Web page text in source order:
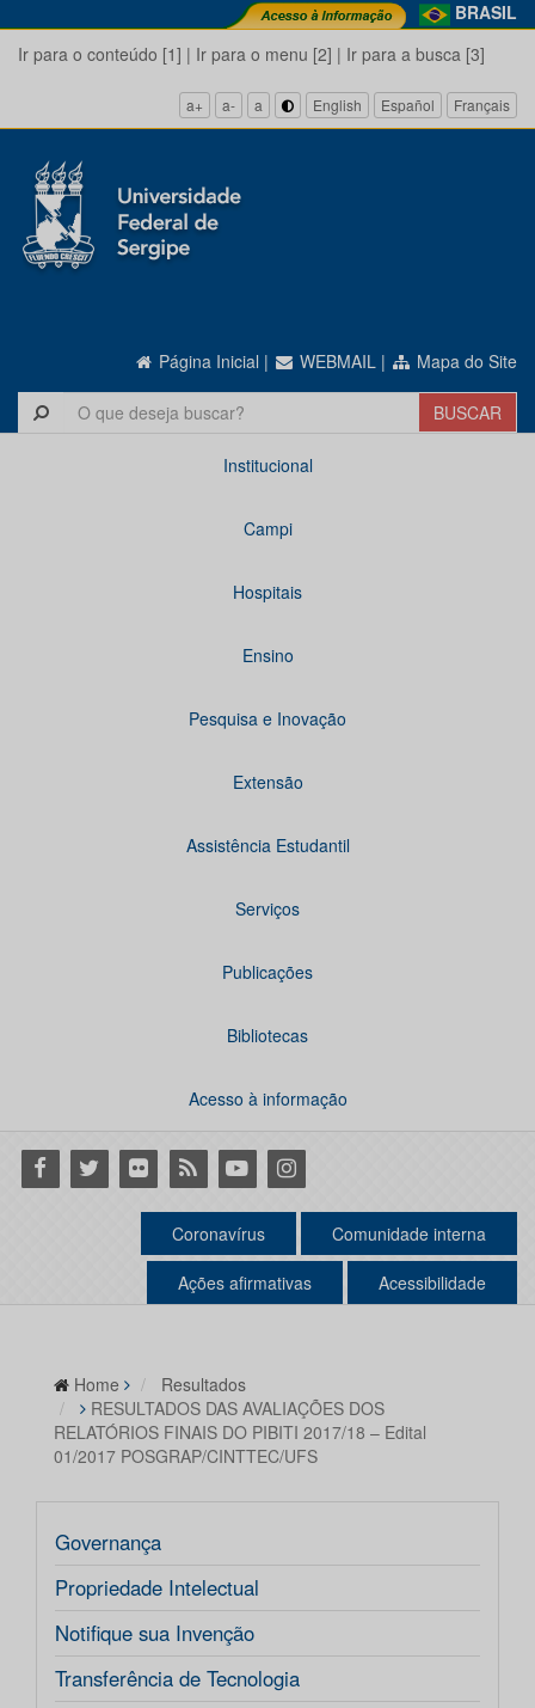
BRASIL
Ir para o conteúdo [1] | Ir para o menu [2] | Ir para a busca [3]
a+ a- a English Español Français
Página Inicial | WEBMAIL | Mapa do Site
Institucional
Campi
Hospitais
Ensino
Pesquisa e Inovação
Extensão
Assistência Estudantil
Serviços
Publicações
Bibliotecas
Acesso à informação
Facebook
Twitter Flickr RSS YoutubeInstagram
Coronavírus Comunidade interna
Ações afirmativas Acessibilidade
Home
Resultados
RESULTADOS DAS AVALIAÇÕES DOS
RELATÓRIOS FINAIS DO PIBITI 2017/18 – Edital
01/2017 POSGRAP/CINTTEC/UFS
Governança
Propriedade Intelectual
Notifique sua Invenção
Transferência de Tecnologia